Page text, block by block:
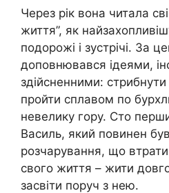
Через рік вона читала
життя”, як
подорожі і зустрічі. За
доповнювався ідеями,
здійсненними:
пройти сплавом по
невелику гору. Сто
Василь, який повинен
розчарування, що
свого життя – жити
засвіти поруч з нею.